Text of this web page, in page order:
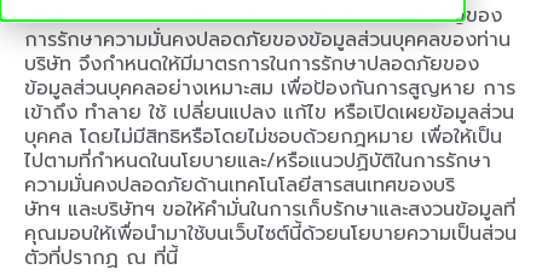
บริษัท เอาเวอร์ กรีนฟิช จำกัด ตระหนักถึงความสำคัญของ
การรักษาความมั่นคงปลอดภัยของข้อมูลส่วนบุคคลของท่าน
บริษัท จึงกำหนดให้มีมาตรการในการรักษาปลอดภัยของ
ข้อมูลส่วนบุคคลอย่างเหมาะสม เพื่อป้องกันการสูญหาย การ
เข้าถึง ทำลาย ใช้ เปลี่ยนแปลง แก้ไข หรือเปิดเผยข้อมูลส่วน
บุคคล โดยไม่มีสิทธิหรือโดยไม่ชอบด้วยกฎหมาย เพื่อให้เป็น
ไปตามที่กำหนดในนโยบายและ/หรือแนวปฏิบัติในการรักษา
ความมั่นคงปลอดภัยด้านเทคโนโลยีสารสนเทศของบริ
ษัทฯ และบริษัทฯ ขอให้คำมั่นในการเก็บรักษาและสงวนข้อมูลที่
คุณมอบให้เพื่อนำมาใช้บนเว็บไซต์นี้ด้วยนโยบายความเป็นส่วน
ตัวที่ปรากฏ ณ ที่นี้